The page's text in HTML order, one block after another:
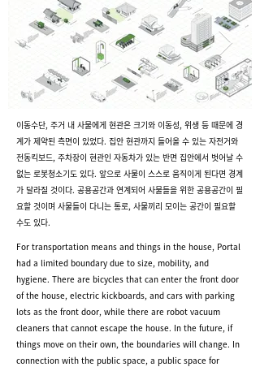
이동수단, 주거 내 사물에게 현관은 크기와 이동성, 위생 등 때문에 경
계가 제약된 측면이 있었다. 집안 현관까지 들어올 수 있는 자전거와
전동킥보드, 주차장이 현관인 자동차가 있는 반면 집안에서 벗어날 수
없는 로봇청소기도 있다. 앞으로 사물이 스스로 움직이게 된다면 경계
가 달라질 것이다. 공용공간과 연계되어 사물들을 위한 공용공간이 필
요할 것이며 사물들이 다니는 통로, 사물끼리 모이는 공간이 필요할
수도 있다.
For transportation means and things in the house, Portal
had a limited boundary due to size, mobility, and
hygiene. There are bicycles that can enter the front door
of the house, electric kickboards, and cars with parking
lots as the front door, while there are robot vacuum
cleaners that cannot escape the house. In the future, if
things move on their own, the boundaries will change. In
connection with the public space, a public space for